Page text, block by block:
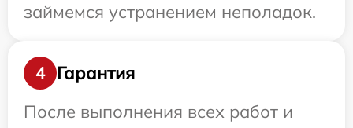
займемся устранением неполадок.
4
Гарантия
После выполнения всех работ и